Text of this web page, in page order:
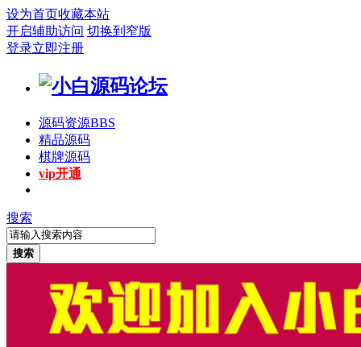
设为首页收藏本站
开启辅助访问 切换到窄版
登录立即注册
源码资源BBS
精品源码
棋牌源码
vip开通
搜索
搜索